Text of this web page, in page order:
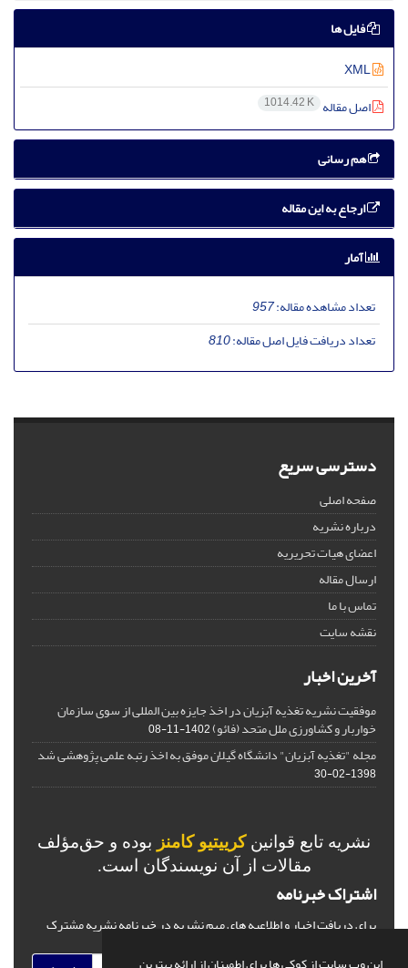
فایل ها
اصل مقاله 1014.42 K
هم رسانی
ارجاع به این مقاله
آمار
تعداد مشاهده مقاله:957
تعداد دریافت فایل اصل مقاله:810
دسترسی سریع
صفحه اصلی
درباره نشریه
اعضای هیات تحریریه
ارسال مقاله
تماس با ما
نقشه سایت
آخرین اخبار
موفقیت نشریه تغذیه آبزیان در اخذ جایزه بین المللی از سوی سازمان
خواربار و کشاورزی ملل متحد (فائو)1402-11-08
مجله "تغذیه آبزیان" دانشگاه گیلان موفق به اخذ رتبه علمی پژوهشی شد
1398-02-30
نشریه تابع قوانینکرییتیو کامنز بوده و حق‌مؤلف
مقالات از آن نویسندگان است.
اشتراک خبرنامه
برای دریافت اخبار و اطلاعیه های مهم نشریه در خبرنامه نشریه مشترک